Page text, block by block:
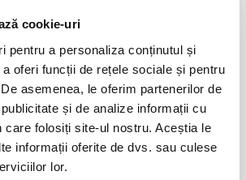
cookie-uri
pentru a personaliza conținutul și
oferi funcții de rețele sociale și pentru
asemenea, le oferim partenerilor de
și de analize informații cu
care folosiți site-ul nostru. Aceștia le
informații oferite de dvs. sau culese
lor.
comenzii.
sau abonament de pe site-ul nostru Bilete.ro,
sa respecte Regulile de participare si acces la
Termenii si Conditiilesite-ului Bilete.ro
per bilet:
o singura persoana. Toti participantii la
CONTINUARE
Distribuie aceasta pagina